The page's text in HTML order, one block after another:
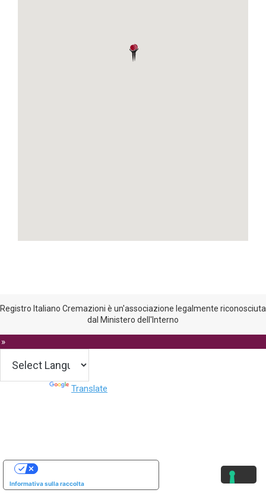
Registro Italiano Cremazioni è un'associazione legalmente riconosciuta
dal Ministero dell'Interno
Translate
Informativa sulla raccolta